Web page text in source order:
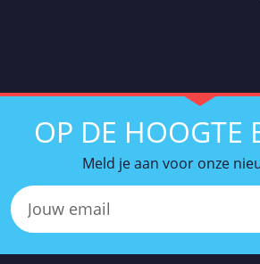
OP DE HOOGTE
Meld je aan voor onze